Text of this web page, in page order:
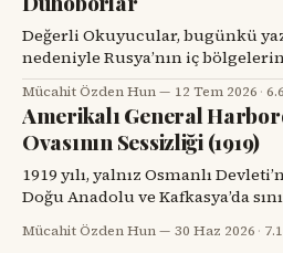
uzanan bu yol, yalnızca bir
kendi kaderine karşı verdiği
Değerli Okuyucular, bugünkü
nedeniyle Rusya’nın iç
Kars’ta köyler kurup toprağa
bir döneminde yeniden göç
topluluğun hikâyesini dikkatinize
eski köylerinde kalın taş duvarlı
verandaya, artık dönmeyen bir
Mücahit Özden Hun 12 Tem 2026 ·
Amerikalı General
Ovasının Sessizliği (1919)
1919 yılı, yalnız Osmanlı
Doğu Anadolu ve Kafkasya’da
komşulukların parçalandığı bir
görünüyordu; fakat savaşın geride
Mücahit Özden Hun 30 Haz 2026 ·